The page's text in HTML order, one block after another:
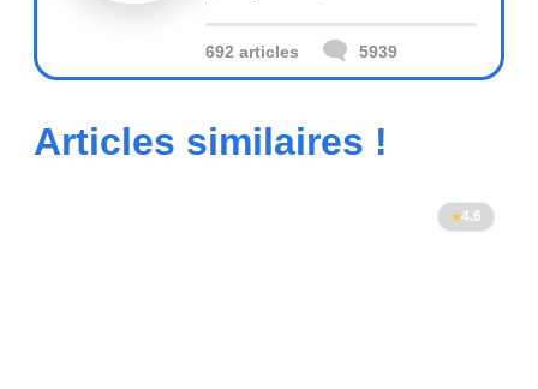
692 articles 5939
Articles similaires !
4.6